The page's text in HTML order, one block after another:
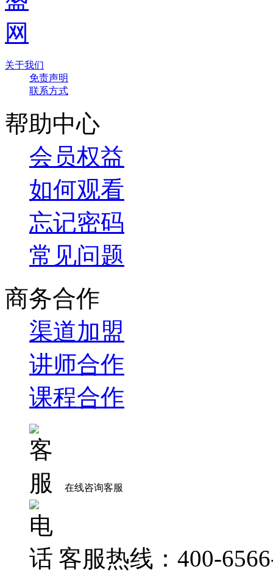
关于我们
免责声明
联系方式
帮助中心
会员权益
如何观看
忘记密码
常见问题
商务合作
渠道加盟
讲师合作
课程合作
在线咨询客服
客服热线：400-